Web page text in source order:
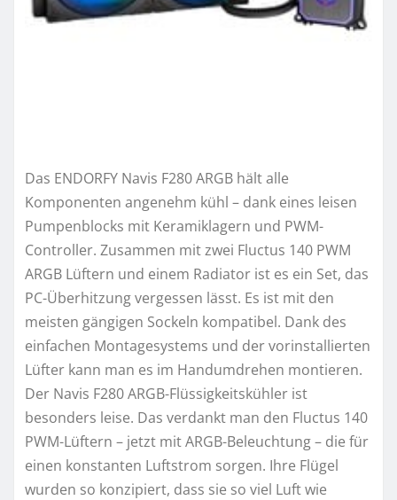
Das ENDORFY Navis F280 ARGB hält alle
Komponenten angenehm kühl – dank eines leisen
Pumpenblocks mit Keramiklagern und PWM-
Controller. Zusammen mit zwei Fluctus 140 PWM
ARGB Lüftern und einem Radiator ist es ein Set, das
PC-Überhitzung vergessen lässt. Es ist mit den
meisten gängigen Sockeln kompatibel. Dank des
einfachen Montagesystems und der vorinstallierten
Lüfter kann man es im Handumdrehen montieren.
Der Navis F280 ARGB-Flüssigkeitskühler ist
besonders leise. Das verdankt man den Fluctus 140
PWM-Lüftern – jetzt mit ARGB-Beleuchtung – die für
einen konstanten Luftstrom sorgen. Ihre Flügel
wurden so konzipiert, dass sie so viel Luft wie